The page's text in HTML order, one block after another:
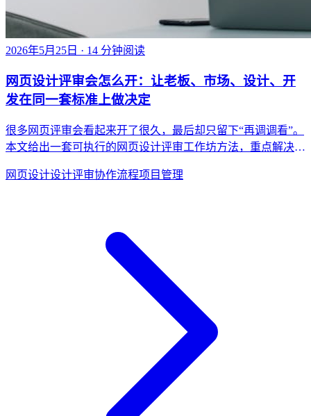
2026年5月25日 · 14 分钟阅读
网页设计评审会怎么开：让老板、市场、设计、开
发在同一套标准上做决定
很多网页评审会看起来开了很久，最后却只留下“再调调看”。
本文给出一套可执行的网页设计评审工作坊方法，重点解决多
网页设计设计评审协作流程项目管理